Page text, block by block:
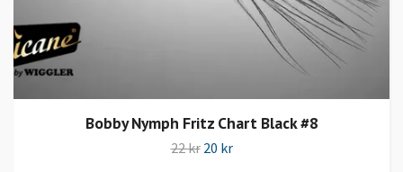
Bobby Nymph Fritz Chart Black #8
22 kr 20 kr